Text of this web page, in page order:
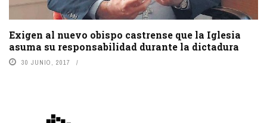
Exigen al nuevo obispo castrense que la Iglesia
asuma su responsabilidad durante la dictadura
30 JUNIO, 2017